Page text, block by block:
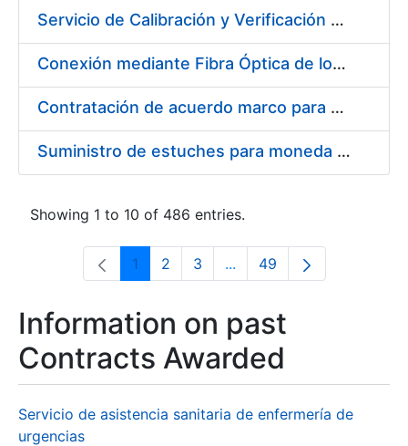
Servicio de Calibración y Verificación Externa de los Equipos de Medición del Servicio de Prevención de la FNMT-RCM
Conexión mediante Fibra Óptica de los Centros de Proceso de Datos (CPDs) de las sedes de la FNMT-RCM de Burgos y Madrid
Contratación de acuerdo marco para el Suministro de Material de Electricidad para la Fábrica Nacional de Moneda y Timbre-Real Casa de la Moneda en su centro de trabajo de Burgos
Suministro de estuches para moneda de 30 €
Showing 1 to 10 of 486 entries.
Page
1 Page
2 Page
3 ...Intermediate Pages Use
Page
49
Information on past
Contracts Awarded
Servicio de asistencia sanitaria de enfermería de
urgencias